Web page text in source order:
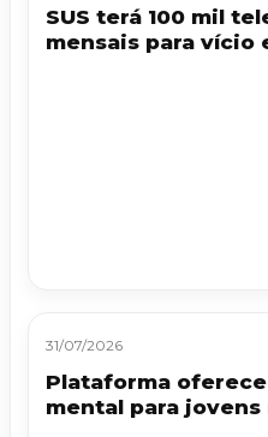
SUS terá 100 mil
mensais para vício
31/07/2026
Plataforma
mental para jovens